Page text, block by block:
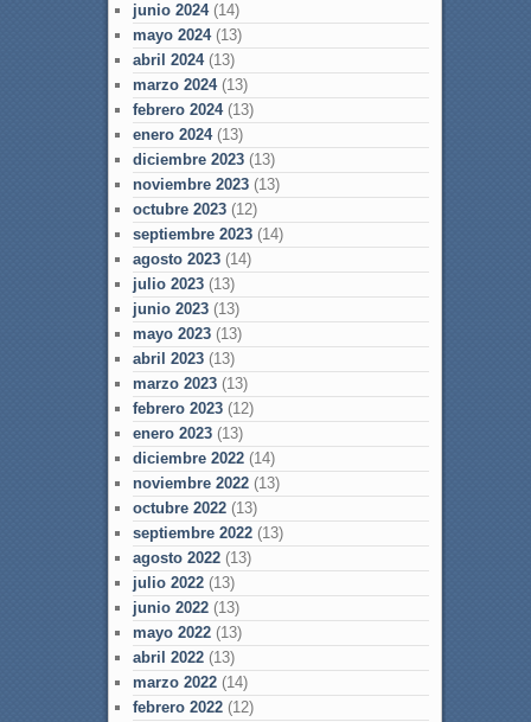
junio 2024(14)
mayo 2024(13)
abril 2024(13)
marzo 2024(13)
febrero 2024(13)
enero 2024(13)
diciembre 2023(13)
noviembre 2023(13)
octubre 2023(12)
septiembre 2023(14)
agosto 2023(14)
julio 2023(13)
junio 2023(13)
mayo 2023(13)
abril 2023(13)
marzo 2023(13)
febrero 2023(12)
enero 2023(13)
diciembre 2022(14)
noviembre 2022(13)
octubre 2022(13)
septiembre 2022(13)
agosto 2022(13)
julio 2022(13)
junio 2022(13)
mayo 2022(13)
abril 2022(13)
marzo 2022(14)
febrero 2022(12)